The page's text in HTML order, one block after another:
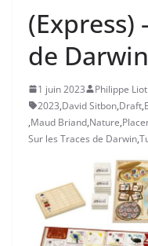
(Express)
de Darwin
1 juin 2023 Philippe Liot
2023,David Sitbon,Draft,
,Maud Briand,Nature,
Sur les Traces de Darwin,